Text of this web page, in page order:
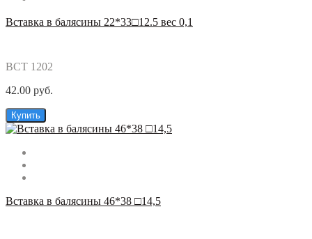
Вставка в балясины 22*33□12.5 вес 0,1
ВСТ 1202
42.00 руб.
Купить
Вставка в балясины 46*38 □14,5